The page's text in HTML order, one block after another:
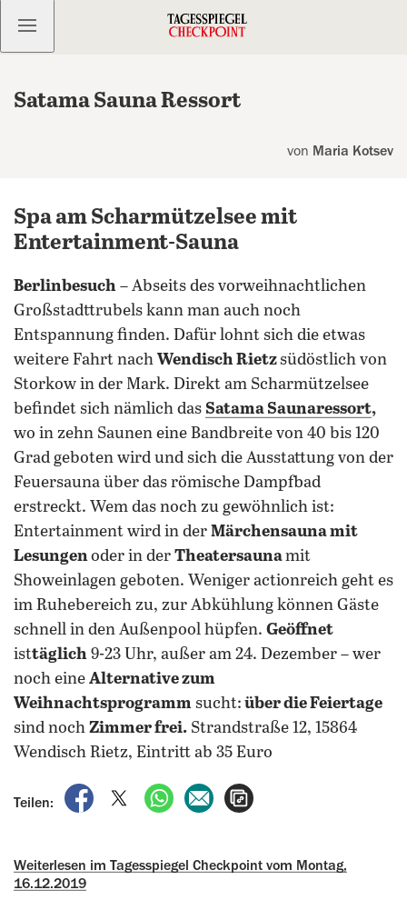
Kostenlos anmelden
Satama Sauna Ressort
von Maria Kotsev
Spa am Scharmützelsee mit
Entertainment-Sauna
Berlinbesuch – Abseits des vorweihnachtlichen
Großstadttrubels kann man auch noch
Entspannung finden. Dafür lohnt sich die etwas
weitere Fahrt nach Wendisch Rietzsüdöstlich von
Storkow in der Mark. Direkt am Scharmützelsee
befindet sich nämlich das Satama Saunaressort,
wo in zehn Saunen eine Bandbreite von 40 bis 120
Grad geboten wird und sich die Ausstattung von der
Feuersauna über das römische Dampfbad
erstreckt. Wem das noch zu gewöhnlich ist:
Entertainment wird in der Märchensauna mit
Lesungenoder in der Theatersaunamit
Showeinlagen geboten. Weniger actionreich geht es
im Ruhebereich zu, zur Abkühlung können Gäste
schnell in den Außenpool hüpfen. Geöffnet
isttäglich 9-23 Uhr, außer am 24. Dezember – wer
noch eine Alternative zum
Weihnachtsprogramm sucht: über die Feiertage
sind noch Zimmer frei. Strandstraße 12, 15864
Wendisch Rietz, Eintritt ab 35 Euro
Teilen:
auf Facebook teilen
auf X teilenper WhatsApp teilen
per E-Mail teilen
Weiterlesen im Tagesspiegel Checkpoint vom Montag,
16.12.2019